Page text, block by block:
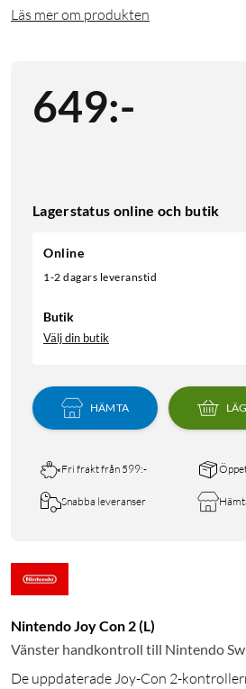
Läs mer om produkten
649:-
Lagerstatus online och butik
Online
1-2 dagars leveranstid
Butik
Välj din butik
HÄMTA
Fri frakt från 599:-
Snabba leveranser
Nintendo Joy Con 2 (L)
Vänster handkontroll till Nintendo
De uppdaterade Joy-Con 2-